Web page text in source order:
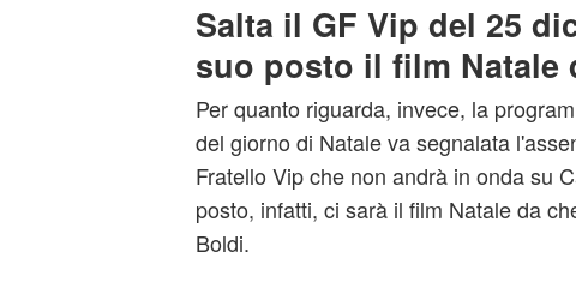
Salta il GF Vip del 25
suo posto il film Natale
Per quanto riguarda, invece, la
del giorno di Natale va segnalata
Fratello Vip che non andrà in onda su
posto, infatti, ci sarà il film Natale da
Boldi.